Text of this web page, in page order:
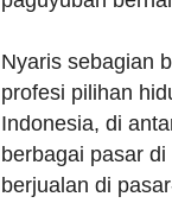
Nyaris sebagian
profesi pilihan
Indonesia, di
berbagai pasar
berjualan di